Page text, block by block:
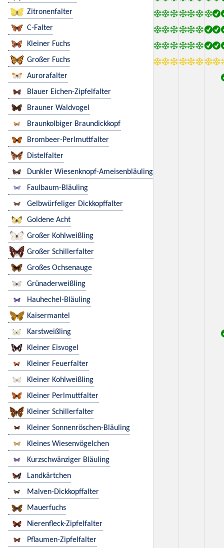
Zitronenfalter
C-Falter
Kleiner Fuchs
Großer Fuchs
Aurorafalter
Blauer Eichen-Zipfelfalter
Brauner Waldvogel
Braunkolbiger Braundickkopf
Brombeer-Perlmuttfalter
Distelfalter
Dunkler Wiesenknopf-Ameisenbläuling
Faulbaum-Bläuling
Gelbwürfeliger Dickkopffalter
Goldene Acht
Großer Kohlweißling
Großer Schillerfalter
Großes Ochsenauge
Grünaderweißling
Hauhechel-Bläuling
Kaisermantel
Karstweißling
Kleiner Eisvogel
Kleiner Feuerfalter
Kleiner Kohlweißling
Kleiner Perlmuttfalter
Kleiner Schillerfalter
Kleiner Sonnenröschen-Bläuling
Kleines Wiesenvögelchen
Kurzschwänziger Bläuling
Landkärtchen
Malven-Dickkopffalter
Mauerfuchs
Nierenfleck-Zipfelfalter
Pflaumen-Zipfelfalter